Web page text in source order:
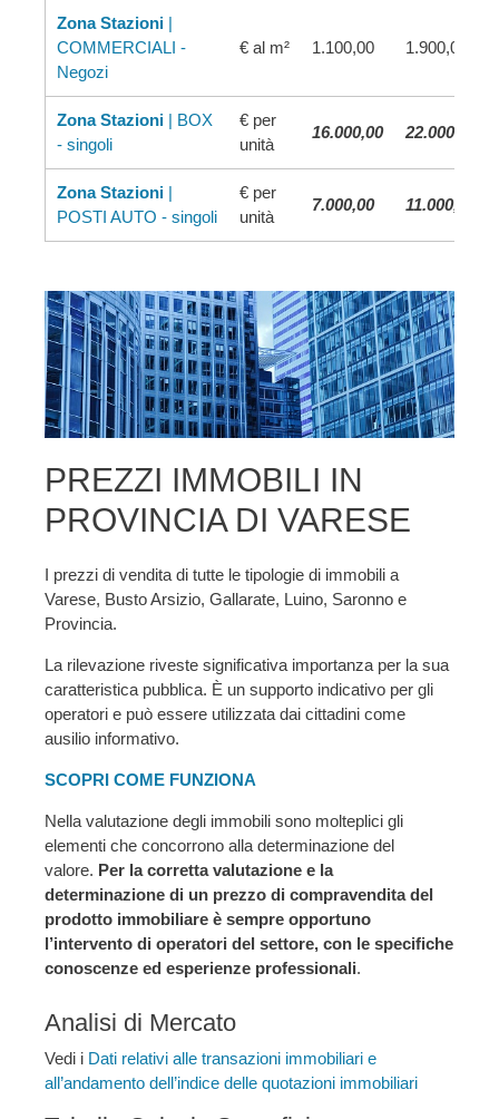
Zona Stazioni |
COMMERCIALI -
Negozi
€ al m² 1.100,00 1.900,00
Zona Stazioni | BOX
- singoli
€ per
unità
16.000,00 22.000,00
Zona Stazioni |
POSTI AUTO - singoli
€ per
unità
7.000,00 11.000,00
PREZZI IMMOBILI IN
PROVINCIA DI VARESE
I prezzi di vendita di tutte le tipologie di immobili a
Varese, Busto Arsizio, Gallarate, Luino, Saronno e
Provincia.
La rilevazione riveste significativa importanza per la sua
caratteristica pubblica. È un supporto indicativo per gli
operatori e può essere utilizzata dai cittadini come
ausilio informativo.
SCOPRI COME FUNZIONA
Nella valutazione degli immobili sono molteplici gli
elementi che concorrono alla determinazione del
valore. Per la corretta valutazione e la
determinazione di un prezzo di compravendita del
prodotto immobiliare è sempre opportuno
l’intervento di operatori del settore, con le specifiche
conoscenze ed esperienze professionali.
Analisi di Mercato
Vedi i Dati relativi alle transazioni immobiliari e
all’andamento dell’indice delle quotazioni immobiliari